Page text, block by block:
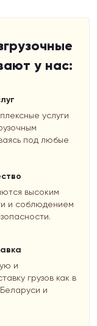
у нас:
услуги
под любые
высоким
и соблюдением
и
грузов как в
и